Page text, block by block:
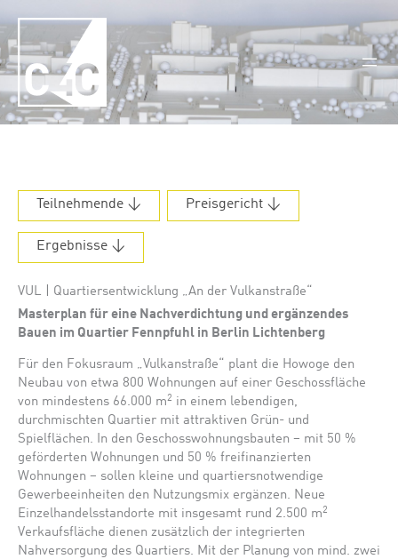
Teilnehmende ↓ Preisgericht ↓
Ergebnisse ↓
VUL | Quartiersentwicklung „An der Vulkanstraße“
Masterplan für eine Nachverdichtung und ergänzendes
Bauen im Quartier Fennpfuhl in Berlin Lichtenberg
Für den Fokusraum „Vulkanstraße“ plant die Howoge den
Neubau von etwa 800 Wohnungen auf einer Geschossfläche
von mindestens 66.000 m2 in einem lebendigen,
durchmischten Quartier mit attraktiven Grün- und
Spielflächen. In den Geschosswohnungsbauten – mit 50 %
geförderten Wohnungen und 50 % freifinanzierten
Wohnungen – sollen kleine und quartiersnotwendige
Gewerbeeinheiten den Nutzungsmix ergänzen. Neue
Einzelhandelsstandorte mit insgesamt rund 2.500 m2
Verkaufsfläche dienen zusätzlich der integrierten
Nahversorgung des Quartiers. Mit der Planung von mind. zwei